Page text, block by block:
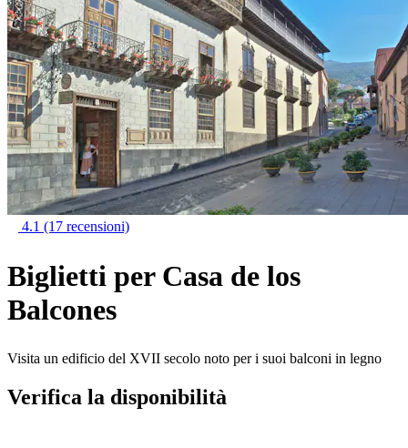
4.1 (17 recensioni)
Biglietti per Casa de los
Balcones
Visita un edificio del XVII secolo noto per i suoi balconi in legno
Verifica la disponibilità